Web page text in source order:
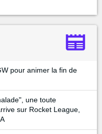
pour animer la fin de
une toute
sur Rocket League,